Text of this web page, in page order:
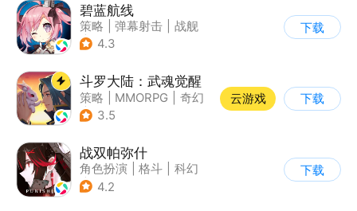
碧蓝航线
策略 弹幕射击
战舰
| 美少女
4.3
下载
斗罗大陆：武魂觉醒
策略 MMORPG
奇幻
| 斗罗大陆
3.5
云游戏 下载
战双帕弥什
角色扮演 格斗
科幻
| 美少女
4.2
下载